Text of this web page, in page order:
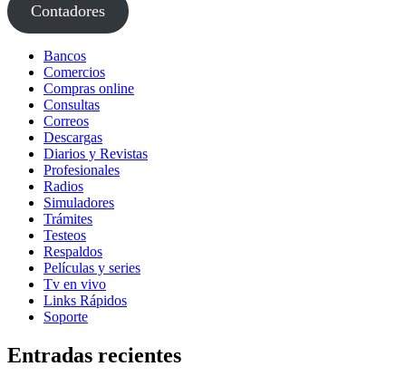
Contadores
Bancos
Comercios
Compras online
Consultas
Correos
Descargas
Diarios y Revistas
Profesionales
Radios
Simuladores
Trámites
Testeos
Respaldos
Películas y series
Tv en vivo
Links Rápidos
Soporte
Entradas recientes